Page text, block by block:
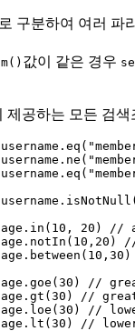
구분하여 여러 파
값이 같은 경우
제공하는 모든 검
username . eq ( "
username . ne ( "
username . eq ( "
username . isNotNull
age . in ( 10 , 20 )
//
age . notIn ( 10 , 20 )
age . between ( 10 , 30 )
age . goe ( 30 )
//
age . gt ( 30 )
//
age . loe ( 30 )
//
age . lt ( 30 ) //